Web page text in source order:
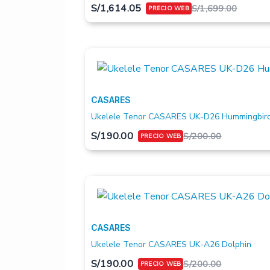
S/1,699.00
S/1,614.05
CASARES
Ukelele Tenor CASARES UK-D26
S/200.00
S/190.00
CASARES
Ukelele Tenor CASARES UK-A26 Dolphin
S/200.00
S/190.00